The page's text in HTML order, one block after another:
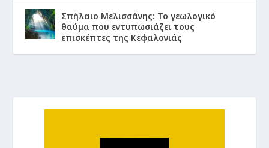
Σπήλαιο Μελισσάνης: Το γεωλογικό
θαύμα που εντυπωσιάζει τους
επισκέπτες της Κεφαλονιάς